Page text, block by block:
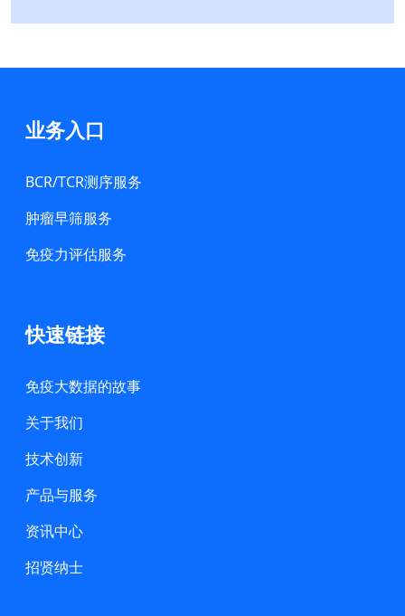
业务入口
BCR/TCR测序服务
肿瘤早筛服务
免疫力评估服务
快速链接
免疫大数据的故事
关于我们
技术创新
产品与服务
资讯中心
招贤纳士